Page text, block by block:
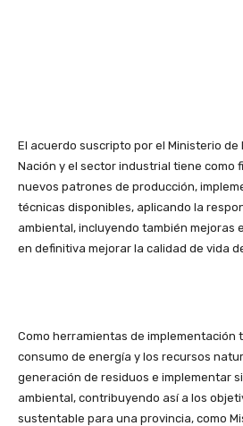
El acuerdo suscripto por el Ministerio de
Nación y el sector industrial tiene como
nuevos patrones de producción,
técnicas disponibles, aplicando la
ambiental, incluyendo también mejoras
en definitiva mejorar la calidad de vida
Como herramientas de implementación
consumo de energía y los recursos
generación de residuos e implementar
ambiental, contribuyendo así a los
sustentable para una provincia, como